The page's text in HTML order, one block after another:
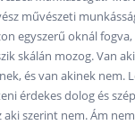
művészeti
egyszerű oknál
skálán mozog. Van
és van akinek nem.
érdekes dolog és
aki szerint nem. Ám